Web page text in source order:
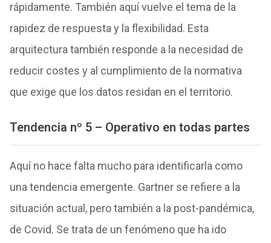
rápidamente. También aquí vuelve el tema de la
rapidez de respuesta y la flexibilidad. Esta
arquitectura también responde a la necesidad de
reducir costes y al cumplimiento de la normativa
que exige que los datos residan en el territorio.
Tendencia nº 5 – Operativo en todas partes
Aquí no hace falta mucho para identificarla como
una tendencia emergente. Gartner se refiere a la
situación actual, pero también a la post-pandémica,
de Covid. Se trata de un fenómeno que ha ido